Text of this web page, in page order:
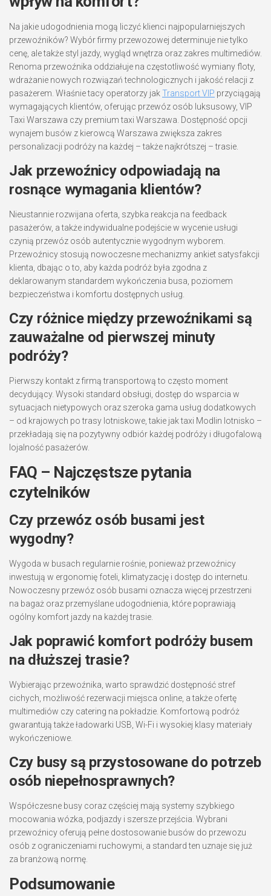
Na jakie udogodnienia mogą liczyć klienci najpopularniejszych
przewoźników? Wybór firmy przewozowej determinuje nie tylko
cenę, ale także styl jazdy, wygląd wnętrza oraz zakres multimediów.
Renoma przewoźnika oddziałuje na częstotliwość wymiany floty,
wdrażanie nowych rozwiązań technologicznych i jakość relacji z
pasażerem. Właśnie tacy operatorzy jakTransport VIP przyciągają
wymagających klientów, oferując przewóz osób luksusowy, VIP
Taxi Warszawa czy premium taxi Warszawa. Dostępność opcji
wynajem busów z kierowcą Warszawa zwiększa zakres
personalizacji podróży na każdej – także najkrótszej – trasie.
Jak przewoźnicy odpowiadają na
rosnące wymagania klientów?
Nieustannie rozwijana oferta, szybka reakcja na feedback
pasażerów, a także indywidualne podejście w wycenie usługi
czynią przewóz osób autentycznie wygodnym wyborem.
Przewoźnicy stosują nowoczesne mechanizmy ankiet satysfakcji
klienta, dbając o to, aby każda podróż była zgodna z
deklarowanym standardem wykończenia busa, poziomem
bezpieczeństwa i komfortu dostępnych usług.
Czy różnice między przewoźnikami są
zauważalne od pierwszej minuty
podróży?
Pierwszy kontakt z firmą transportową to często moment
decydujący. Wysoki standard obsługi, dostęp do wsparcia w
sytuacjach nietypowych oraz szeroka gama usług dodatkowych
– od krajowych po trasy lotniskowe, takie jak taxi Modlin lotnisko –
przekładają się na pozytywny odbiór każdej podróży i długofalową
lojalność pasażerów.
FAQ – Najczęstsze pytania
czytelników
Czy przewóz osób busami jest
wygodny?
Wygoda w busach regularnie rośnie, ponieważ przewoźnicy
inwestują w ergonomię foteli, klimatyzację i dostęp do internetu.
Nowoczesny przewóz osób busami oznacza więcej przestrzeni
na bagaż oraz przemyślane udogodnienia, które poprawiają
ogólny komfort jazdy na każdej trasie.
Jak poprawić komfort podróży busem
na dłuższej trasie?
Wybierając przewoźnika, warto sprawdzić dostępność stref
cichych, możliwość rezerwacji miejsca online, a także ofertę
multimediów czy catering na pokładzie. Komfortową podróż
gwarantują także ładowarki USB, Wi-Fi i wysokiej klasy materiały
wykończeniowe.
Czy busy są przystosowane do potrzeb
osób niepełnosprawnych?
Współczesne busy coraz częściej mają systemy szybkiego
mocowania wózka, podjazdy i szersze przejścia. Wybrani
przewoźnicy oferują pełne dostosowanie busów do przewozu
osób z ograniczeniami ruchowymi, a standard ten uznaje się już
za branżową normę.
Podsumowanie